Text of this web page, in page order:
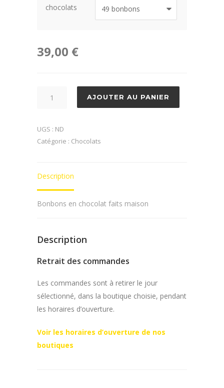
chocolats
39,00 €
de
chocolats
AJOUTER AU PANIER
UGS : ND
Catégorie : Chocolats
Description
Bonbons en chocolat faits maison
Description
Retrait des commandes
Les commandes sont à retirer le jour
sélectionné, dans la boutique choisie, pendant
les horaires d’ouverture.
Voir les horaires d’ouverture de nos
boutiques